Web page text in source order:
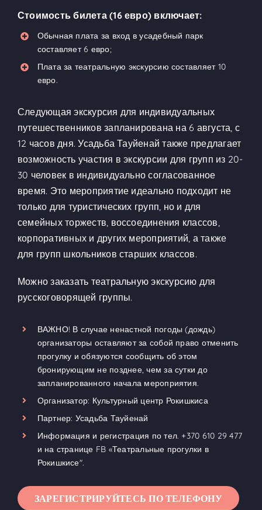
Стоимость билета (16 евро) включает:
Обычная плата за вход в усадебный парк
составляет 6 евро;
Плата за театральную экскурсию составляет 10
евро.
Следующая экскурсия для индивидуальных
путешественников запланирована на 6 августа, с
12 часов дня. Усадьба Тауйенай также предлагает
возможность участия в экскурсии для групп из 20-
30 человек в индивидуально согласованное
время. Это мероприятие идеально подходит не
только для туристических групп, но и для
семейных торжеств, воссоединения классов,
корпоративных и других мероприятий, а также
для групп школьников старших классов.
Можно заказать театральную экскурсию для
русскоговорящей группы.
ВАЖНО! В случае ненастной погоды (дождь)
организаторы оставляют за собой право отменить
прогулку и обязуются сообщить об этом
бронирующим не позднее, чем за сутки до
запланированного начала мероприятия.
Организатор: Культурный центр Рокишкиса
Партнер: Усадьба Тауйенай
Информация и регистрация по тел.+370 610 29 477
и на странице FB «Театральные прогулки в
Рокишкисе".
ЗАРЕГИСТРИРУЙТЕСЬ ПО ТЕЛЕФОНУ